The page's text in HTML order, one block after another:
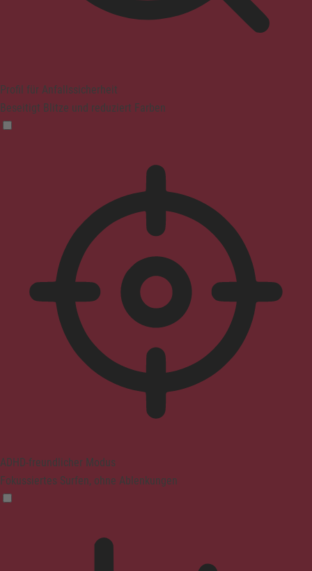
Profil für Anfallssicherheit
Beseitigt Blitze und reduziert Farben
ADHD-freundlicher Modus
Fokussiertes Surfen, ohne Ablenkungen